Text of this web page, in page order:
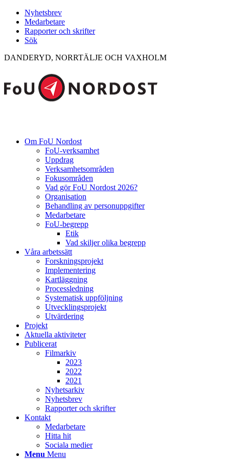
Nyhetsbrev
Medarbetare
Rapporter och skrifter
Sök
DANDERYD, NORRTÄLJE OCH VAXHOLM
Om FoU Nordost
FoU-verksamhet
Uppdrag
Verksamhetsområden
Fokusområden
Vad gör FoU Nordost 2026?
Organisation
Behandling av personuppgifter
Medarbetare
FoU-begrepp
Etik
Vad skiljer olika begrepp
Våra arbetssätt
Forskningsprojekt
Implementering
Kartläggning
Processledning
Systematisk uppföljning
Utvecklingsprojekt
Utvärdering
Projekt
Aktuella aktiviteter
Publicerat
Filmarkiv
2023
2022
2021
Nyhetsarkiv
Nyhetsbrev
Rapporter och skrifter
Kontakt
Medarbetare
Hitta hit
Sociala medier
Menu Menu